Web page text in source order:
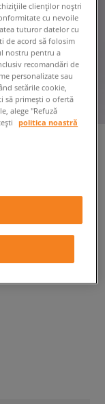
clienților noștri
cu nevoile
tuturor datelor cu
de acord să folosim
nostru pentru a
recomandări de
personalizate sau
setările cookie,
să primești o ofertă
alege "Refuză
politica noastră